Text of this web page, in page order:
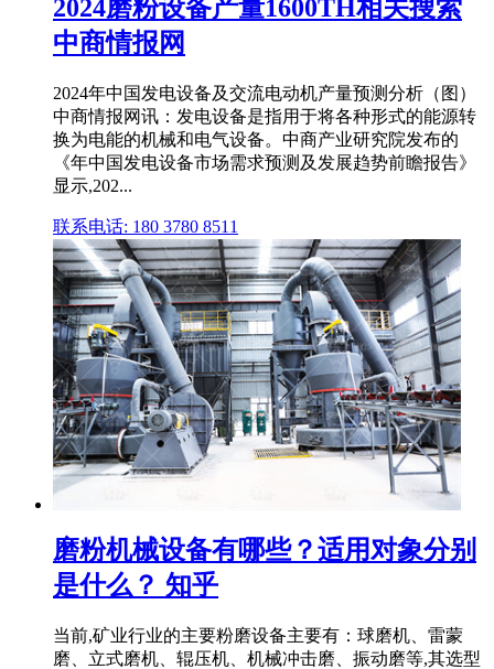
2024磨粉设备产量1600TH相关搜索
中商情报网
2024年中国发电设备及交流电动机产量预测分析（图）
中商情报网讯：发电设备是指用于将各种形式的能源转
换为电能的机械和电气设备。中商产业研究院发布的
《年中国发电设备市场需求预测及发展趋势前瞻报告》
显示,202...
联系电话: 180 3780 8511
磨粉机械设备有哪些？适用对象分别
是什么？ 知乎
当前,矿业行业的主要粉磨设备主要有：球磨机、雷蒙
磨、立式磨机、辊压机、机械冲击磨、振动磨等,其选型